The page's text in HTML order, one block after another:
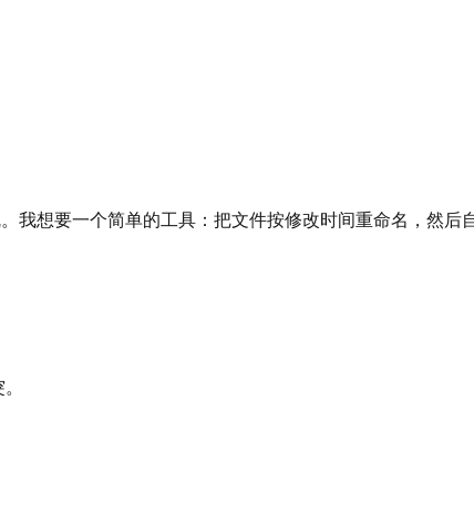
想要一个简单的工具：把文件按修改时间重命名，然后